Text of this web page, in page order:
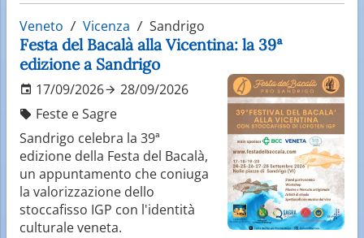
Veneto Vicenza Sandrigo
Festa del Bacalà alla Vicentina: la 39ª
edizione a Sandrigo
17/09/2026
28/09/2026
Feste e Sagre
Sandrigo celebra la 39ª
edizione della Festa del Bacalà,
un appuntamento che coniuga
la valorizzazione dello
stoccafisso IGP con l'identità
culturale veneta.